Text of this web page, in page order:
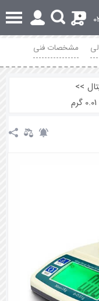
0
مشخصات فنی
>>